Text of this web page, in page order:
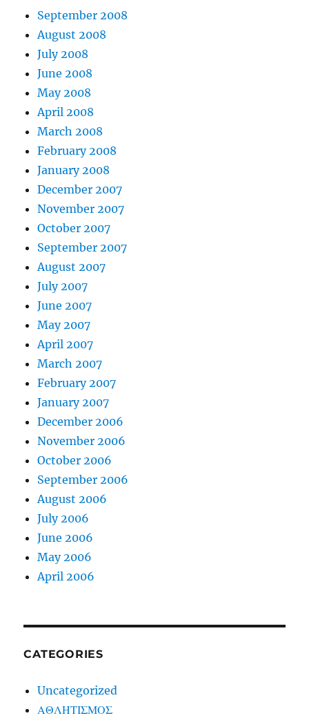
September 2008
August 2008
July 2008
June 2008
May 2008
April 2008
March 2008
February 2008
January 2008
December 2007
November 2007
October 2007
September 2007
August 2007
July 2007
June 2007
May 2007
April 2007
March 2007
February 2007
January 2007
December 2006
November 2006
October 2006
September 2006
August 2006
July 2006
June 2006
May 2006
April 2006
CATEGORIES
Uncategorized
ΑΘΛΗΤΙΣΜΟΣ